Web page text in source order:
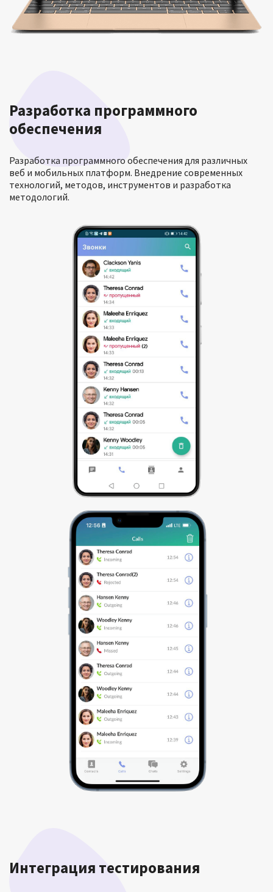
Разработка программного
обеспечения
Разработка программного обеспечения для различных
веб и мобильных платформ. Внедрение современных
технологий, методов, инструментов и разработка
методологий.
Интеграция тестирования